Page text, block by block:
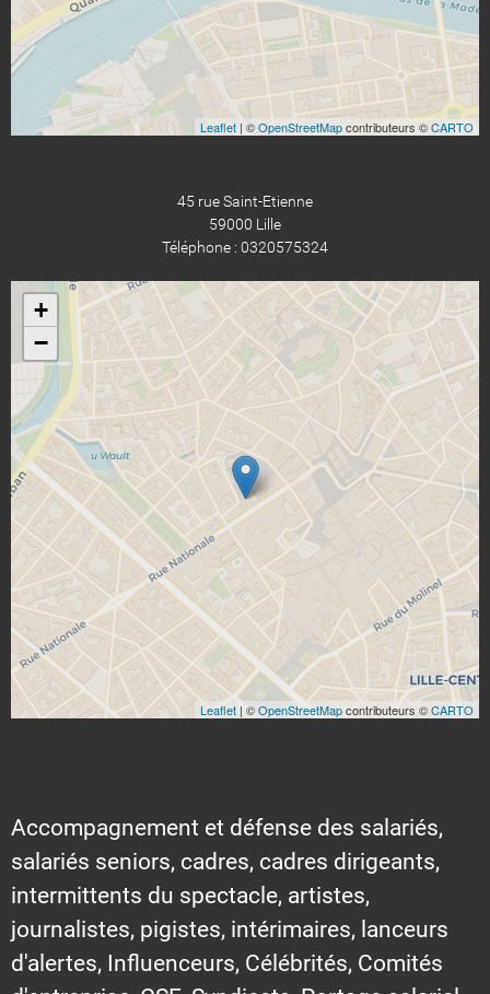
Leaflet | ©OpenStreetMapcontributeurs ©CARTO
45 rue Saint-Etienne
59000 Lille
Téléphone : 0320575324
+
−
Leaflet | ©OpenStreetMapcontributeurs ©CARTO
Accompagnement et défense des salariés,
salariés seniors, cadres, cadres dirigeants,
intermittents du spectacle, artistes,
journalistes, pigistes, intérimaires, lanceurs
d'alertes, Influenceurs, Célébrités, Comités